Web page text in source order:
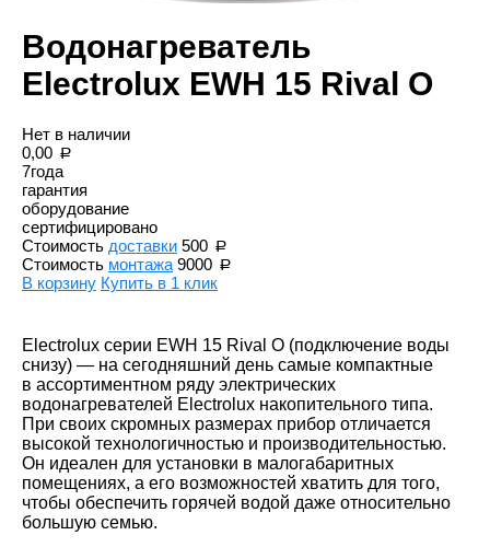
Водонагреватель
Electrolux EWH 15 Rival O
Нет в наличии
0,00
7года
гарантия
оборудование
сертифицировано
Стоимость доставки 500
Стоимость монтажа 9000
В корзину Купить в 1 клик
Electrolux серии EWH 15 Rival O (подключение воды
снизу) — на сегодняшний день самые компактные
в ассортиментном ряду электрических
водонагревателей Electrolux накопительного типа.
При своих скромных размерах прибор отличается
высокой технологичностью и производительностью.
Он идеален для установки в малогабаритных
помещениях, а его возможностей хватить для того,
чтобы обеспечить горячей водой даже относительно
большую семью.